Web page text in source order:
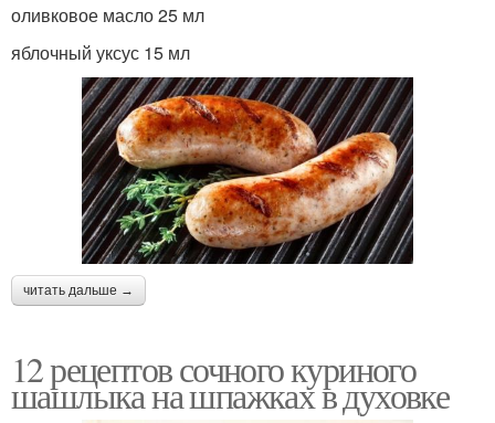
оливковое масло 25 мл
яблочный уксус 15 мл
читать дальше →
12 рецептов сочного куриного
шашлыка на шпажках в духовке